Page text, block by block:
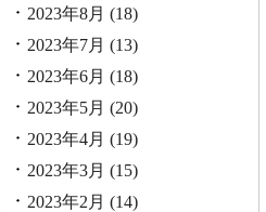
2023年8月 (18)
2023年7月 (13)
2023年6月 (18)
2023年5月 (20)
2023年4月 (19)
2023年3月 (15)
2023年2月 (14)